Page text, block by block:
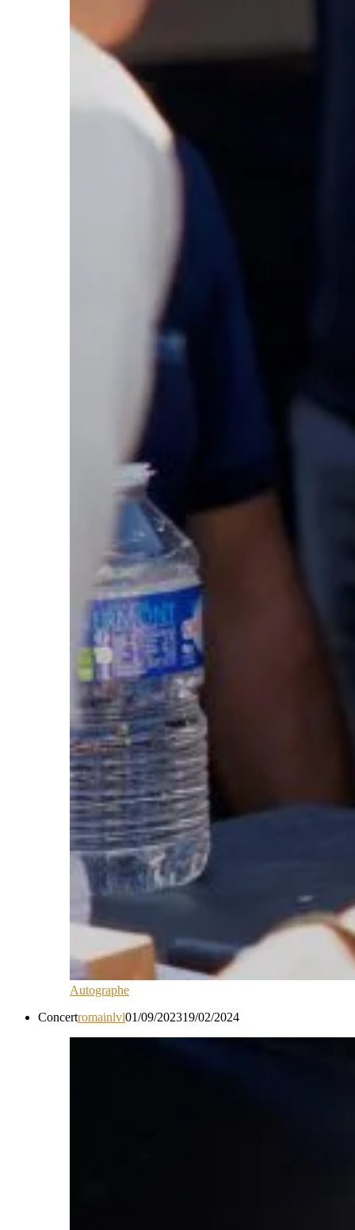
Autographe
Concertromainlvl01/09/202319/02/2024